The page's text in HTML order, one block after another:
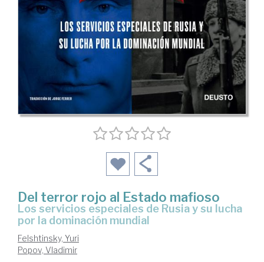
Del terror rojo al Estado mafioso
los servicios especiales de Rusia y su lucha
por la dominación mundial
Felshtinsky, Yuri
Popov, Vladimir